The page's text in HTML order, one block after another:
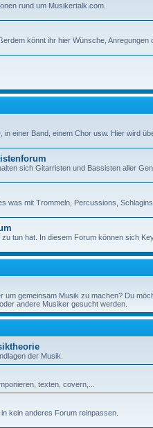
rund um Musikertalk.com.
könnt ihr hier Wünsche, Anregungen
in einer Band, einem Chor usw. Hier wird
sich Gitarristen und Bassisten aller
was mit Trommeln, Percussions,
tun hat. In diesem Forum können sich
um gemeinsam Musik zu machen? Du
andere Musiker gesucht werden.
der Musik.
texten, covern,...
kein anderes Forum reinpassen.